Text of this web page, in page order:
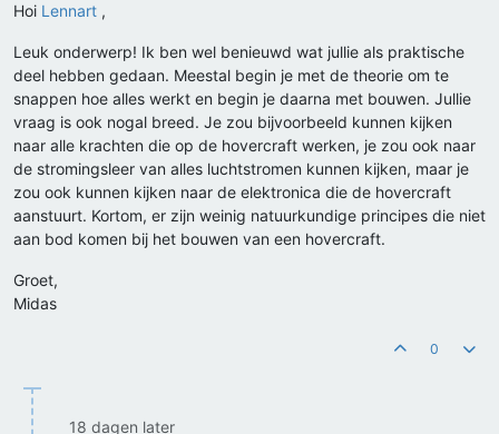
Hoi Lennart ,
Leuk onderwerp! Ik ben wel benieuwd wat jullie als praktische
deel hebben gedaan. Meestal begin je met de theorie om te
snappen hoe alles werkt en begin je daarna met bouwen. Jullie
vraag is ook nogal breed. Je zou bijvoorbeeld kunnen kijken
naar alle krachten die op de hovercraft werken, je zou ook naar
de stromingsleer van alles luchtstromen kunnen kijken, maar je
zou ook kunnen kijken naar de elektronica die de hovercraft
aanstuurt. Kortom, er zijn weinig natuurkundige principes die niet
aan bod komen bij het bouwen van een hovercraft.
Groet,
Midas
0
18 dagen later